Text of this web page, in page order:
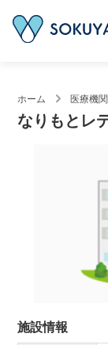
ホーム 医療機関
なりもとレ
施設情報